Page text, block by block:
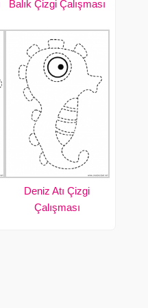
Balık Çizgi Çalışması
Deniz Atı Çizgi
Çalışması